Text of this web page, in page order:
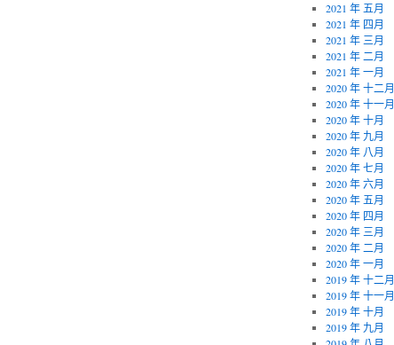
2021 年 五月
2021 年 四月
2021 年 三月
2021 年 二月
2021 年 一月
2020 年 十二月
2020 年 十一月
2020 年 十月
2020 年 九月
2020 年 八月
2020 年 七月
2020 年 六月
2020 年 五月
2020 年 四月
2020 年 三月
2020 年 二月
2020 年 一月
2019 年 十二月
2019 年 十一月
2019 年 十月
2019 年 九月